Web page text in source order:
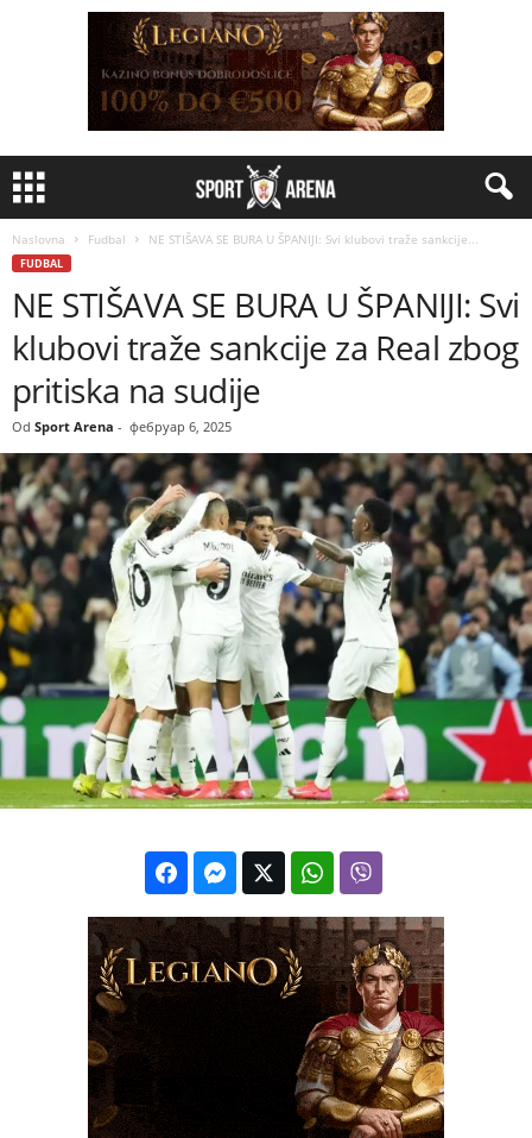
Naslovna Fudbal NE STIŠAVA SE BURA U ŠPANIJI: Svi klubovi traže sankcije...
FUDBAL
NE STIŠAVA SE BURA U ŠPANIJI: Svi
klubovi traže sankcije za Real zbog
pritiska na sudije
Od Sport Arena - фебруар 6, 2025